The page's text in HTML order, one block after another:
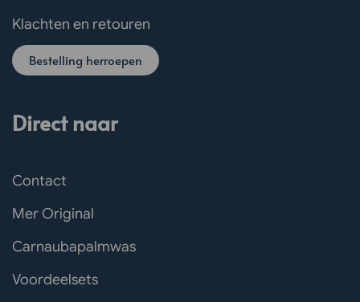
Klachten en retouren
Bestelling herroepen
Direct naar
Contact
Mer Original
Carnaubapalmwas
Voordeelsets